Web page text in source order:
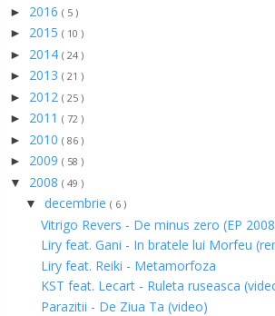
► 2016 ( 5 )
► 2015 ( 10 )
► 2014 ( 24 )
► 2013 ( 21 )
► 2012 ( 25 )
► 2011 ( 72 )
► 2010 ( 86 )
► 2009 ( 58 )
▼ 2008 ( 49 )
▼ decembrie ( 6 )
Vitrigo Revers - De minus zero (EP
Liry feat. Gani - In bratele lui Morfeu
Liry feat. Reiki - Metamorfoza
KST feat. Lecart - Ruleta ruseasca
Parazitii - De Ziua Ta (video)